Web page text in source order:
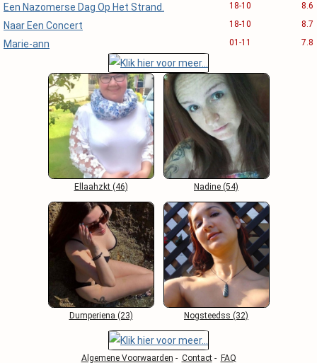
Een Nazomerse Dag Op Het Strand. 18-10 8.6
Naar Een Concert 18-10 8.7
Marie-ann 01-11 7.8
Ellaahzkt (46) Nadine (54)
Dumperiena (23) Nogsteedss (32)
Algemene Voorwaarden - Contact- FAQ